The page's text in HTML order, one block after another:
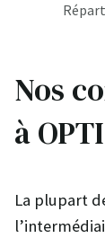
Nos
à
La plupart